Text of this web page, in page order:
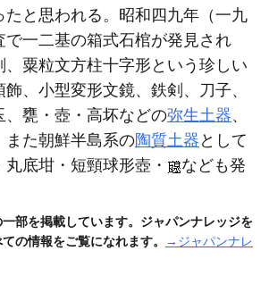
たと思われる。昭和四九年 （一九
で一二基の箱式石棺が発見され
、粟粒文方柱十字形という珍しい
、小型変形文鏡、鉄剣、刀子、
、甕・壺・高坏などの弥生土器、
また朝鮮半島系の陶質土器 として
底坩・短頸球形壺・
なども発
部を掲載しています。ジャパンナレッジを
の情報をご覧になれます。
→ジャパンナレ